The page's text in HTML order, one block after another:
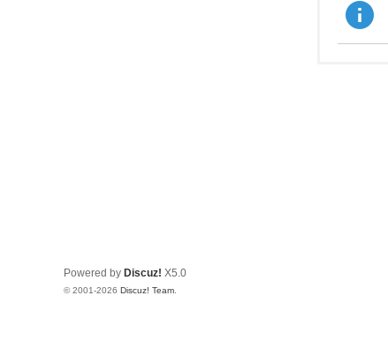
Powered by Discuz! X5.0
© 2001-2026 Discuz! Team